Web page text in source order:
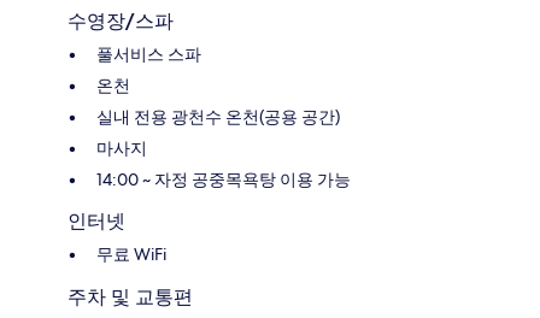
수영장/스파
풀서비스 스파
온천
실내 전용 광천수 온천(공용 공간)
마사지
14:00 ~ 자정 공중목욕탕 이용 가능
인터넷
무료 WiFi
주차 및 교통편